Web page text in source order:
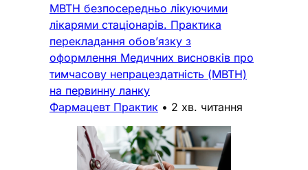
МВТН безпосередньо лікуючими
лікарями стаціонарів. Практика
перекладання обов’язку з
оформлення Медичних висновків про
тимчасову непрацездатність (МВТН)
на первинну ланку
Фармацевт Практик • 2 хв. читання